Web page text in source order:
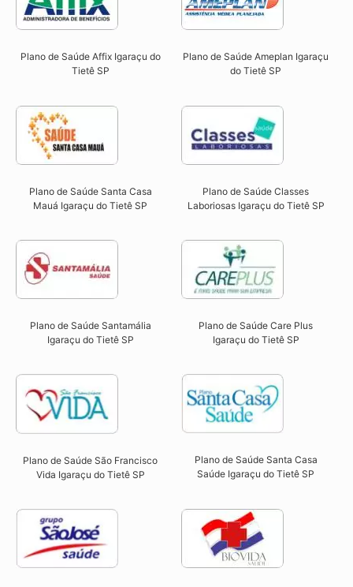
Plano de Saúde Affix Igaraçu do
Tietê SP​
Plano de Saúde Ameplan Igaraçu
do Tietê SP​
Plano de Saúde Santa Casa
Mauá Igaraçu do Tietê SP​
Plano de Saúde Classes
Laboriosas Igaraçu do Tietê SP​
Plano de Saúde Santamália
Igaraçu do Tietê SP​
Plano de Saúde Care Plus
Igaraçu do Tietê SP​
Plano de Saúde São Francisco
Vida Igaraçu do Tietê SP​
Plano de Saúde Santa Casa
Saúde Igaraçu do Tietê SP​